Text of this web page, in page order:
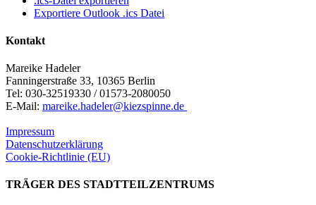
Exportiere Outlook .ics Datei
Kontakt
Mareike Hadeler
Fanningerstraße 33, 10365 Berlin
Tel: 030-32519330 / 01573-2080050
E-Mail: mareike.hadeler@kiezspinne.de
Impressum
Datenschutzerklärung
Cookie-Richtlinie (EU)
TRÄGER DES STADTTEILZENTRUMS